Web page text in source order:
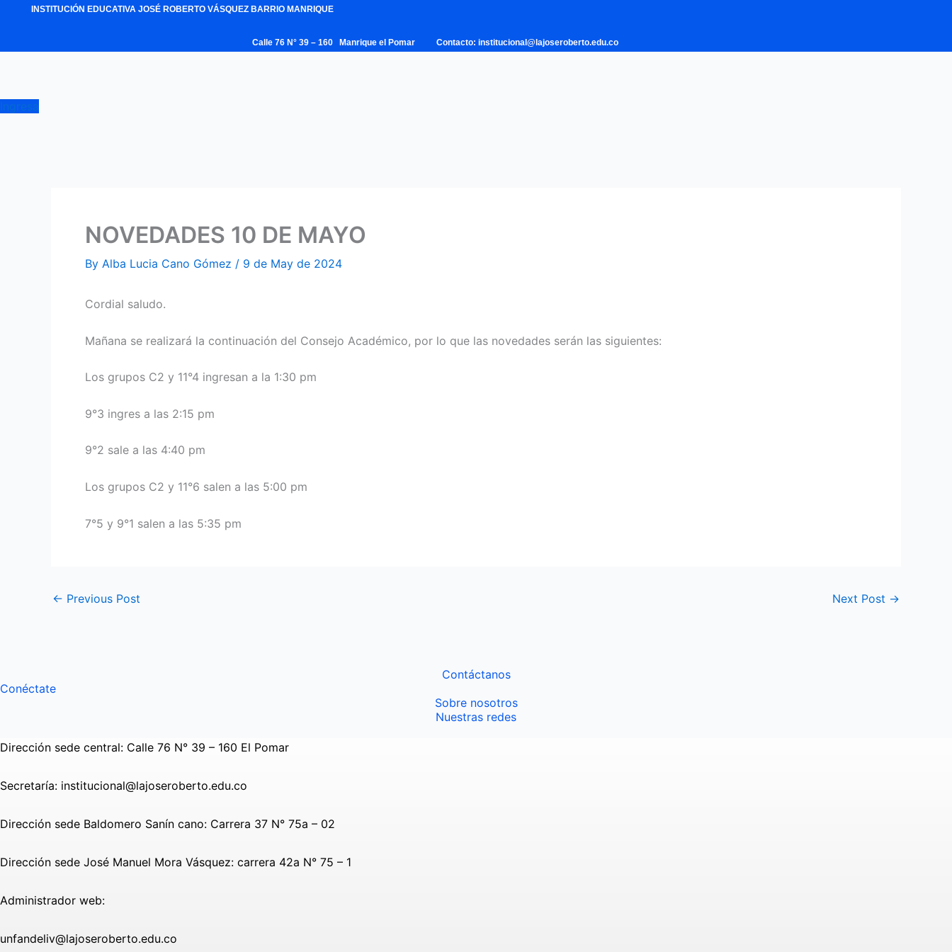
INSTITUCIÓN EDUCATIVA JOSÉ ROBERTO VÁSQUEZ BARRIO MANRIQUE
Calle 76 N° 39 – 160 Manrique el Pomar Contacto: institucional@lajoseroberto.edu.co
Ingresa
NOVEDADES 10 DE MAYO
By Alba Lucia Cano Gómez / 9 de May de 2024
Cordial saludo.
Mañana se realizará la continuación del Consejo Académico, por lo que las novedades serán las siguientes:
Los grupos C2 y 11°4 ingresan a la 1:30 pm
9°3 ingres a las 2:15 pm
9°2 sale a las 4:40 pm
Los grupos C2 y 11°6 salen a las 5:00 pm
7°5 y 9°1 salen a las 5:35 pm
← Previous Post Next Post →
Contáctanos
Conéctate
Sobre nosotros
Nuestras redes
Dirección sede central: Calle 76 N° 39 – 160 El Pomar
Secretaría: institucional@lajoseroberto.edu.co
Dirección sede Baldomero Sanín cano: Carrera 37 N° 75a – 02
Dirección sede José Manuel Mora Vásquez: carrera 42a N° 75 – 1
Administrador web:
unfandeliv@lajoseroberto.edu.co